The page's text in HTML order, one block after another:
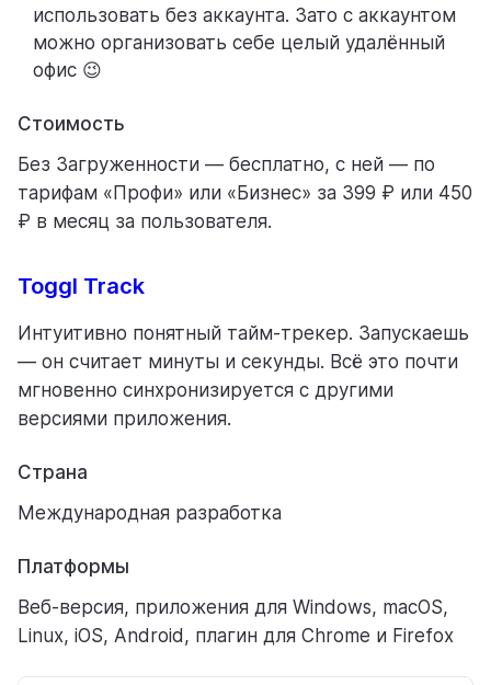
использовать без аккаунта. Зато с аккаунтом
можно организовать себе целый удалённый
офис 😉
Стоимость
Без Загруженности — бесплатно, с ней — по
тарифам «Профи» или «Бизнес» за 399 ₽ или 450
₽ в месяц за пользователя.
Toggl Track
Интуитивно понятный тайм-трекер. Запускаешь
— он считает минуты и секунды. Всё это почти
мгновенно синхронизируется с другими
версиями приложения.
Страна
Международная разработка
Платформы
Веб-версия, приложения для Windows, macOS,
Linux, iOS, Android, плагин для Chrome и Firefox